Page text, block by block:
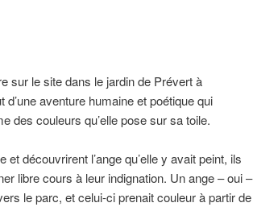
sur le site dans le jardin de Prévert à
aventure humaine et poétique qui
des couleurs qu’elle pose sur sa toile.
découvrirent l’ange qu’elle y avait peint, ils
libre cours à leur indignation. Un ange – oui –
le parc, et celui-ci prenait couleur à partir de